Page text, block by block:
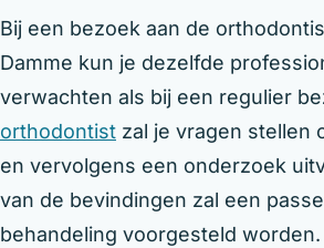
Bij een bezoek aan de
Damme kun je dezelfde
verwachten als bij een regulier
orthodontist zal je vragen stellen
en vervolgens een onderzoek
van de bevindingen zal een
behandeling voorgesteld worden.